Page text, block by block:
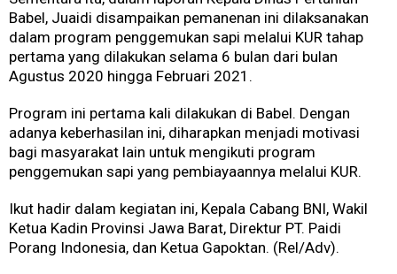
Babel, Juaidi disampaikan pemanenan ini dilaksanakan
dalam program penggemukan sapi melalui KUR tahap
pertama yang dilakukan selama 6 bulan dari bulan
Agustus 2020 hingga Februari 2021.
Program ini pertama kali dilakukan di Babel. Dengan
adanya keberhasilan ini, diharapkan menjadi motivasi
bagi masyarakat lain untuk mengikuti program
penggemukan sapi yang pembiayaannya melalui KUR.
Ikut hadir dalam kegiatan ini, Kepala Cabang BNI, Wakil
Ketua Kadin Provinsi Jawa Barat, Direktur PT. Paidi
Porang Indonesia, dan Ketua Gapoktan. (Rel/Adv).